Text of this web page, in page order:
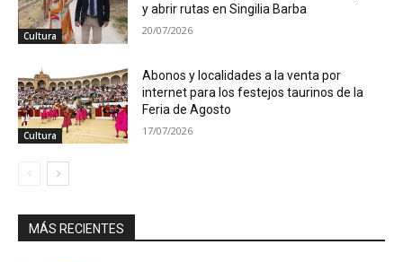
Cultura
y abrir rutas en Singilia Barba
20/07/2026
Cultura
Abonos y localidades a la venta por
internet para los festejos taurinos de la
Feria de Agosto
17/07/2026
MÁS RECIENTES